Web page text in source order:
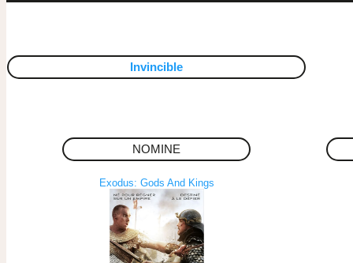
Invincible
NOMINE
Exodus: Gods And Kings